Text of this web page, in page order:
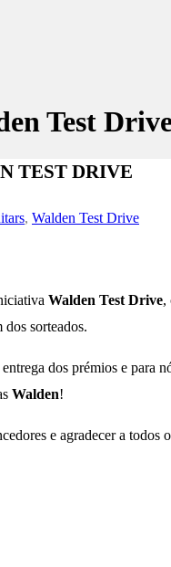
Test
TEST DRIVE
, Walden Test Drive
Walden Test Drive,
dos sorteados.
dos prémios e para
Walden!
e agradecer a todos